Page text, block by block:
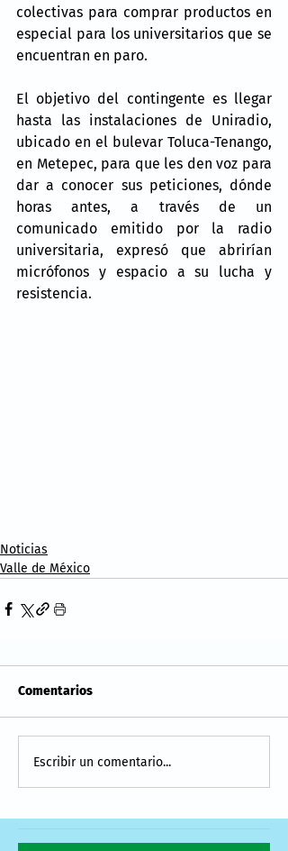
colectivas para comprar productos en
especial para los universitarios que se
encuentran en paro.
El objetivo del contingente es llegar
hasta las instalaciones de Uniradio,
ubicado en el bulevar Toluca-Tenango,
en Metepec, para que les den voz para
dar a conocer sus peticiones, dónde
horas antes, a través de un
comunicado emitido por la radio
universitaria, expresó que abrirían
micrófonos y espacio a su lucha y
resistencia.
Noticias
Valle de México
Comentarios
Escribir un comentario...